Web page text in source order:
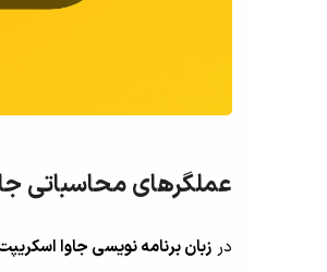
عملگرهای محاسباتی
در زبان برنامه نویسی جاوا